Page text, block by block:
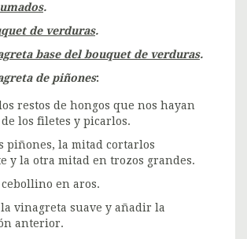
.
de verduras.
base del bouquet de verduras.
de piñones:
restos de hongos que nos hayan
los filetes y picarlos.
piñones, la mitad cortarlos
y la otra mitad en trozos grandes.
en aros.
vinagreta suave y añadir la
anterior.